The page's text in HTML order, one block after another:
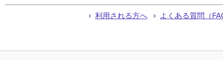
利用される方へ よくある質問（